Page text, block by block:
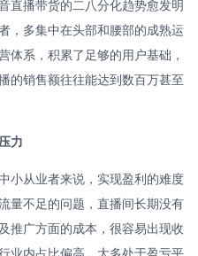
直播带货的二八分化趋势愈发明
，多集中在头部和腰部的成熟运
体系，积累了足够的用户基础，
的销售额往往能达到数百万甚至
力
小从业者来说，实现盈利的难度
量不足的问题，直播间长期没有
推广方面的成本，很容易出现收
业内占比偏高，大多处于盈亏平